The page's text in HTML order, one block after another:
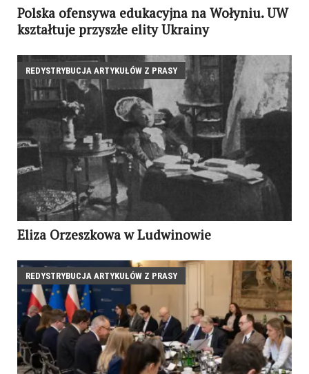
Polska ofensywa edukacyjna na Wołyniu. UW
kształtuje przyszłe elity Ukrainy
REDYSTRYBUCJA ARTYKUŁÓW Z PRASY
Eliza Orzeszkowa w Ludwinowie
REDYSTRYBUCJA ARTYKUŁÓW Z PRASY